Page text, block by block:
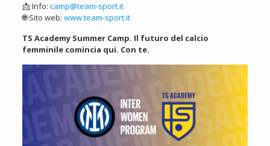
📩 Info: camp@team-sport.it
🌐 Sito web: www.team-sport.it
TS Academy Summer Camp. Il futuro del calcio
femminile comincia qui. Con te.